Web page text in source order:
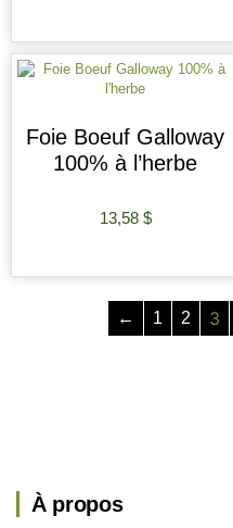
Foie Boeuf Galloway
100% à l’herbe
13,58 $
← 1 2 3
À propos